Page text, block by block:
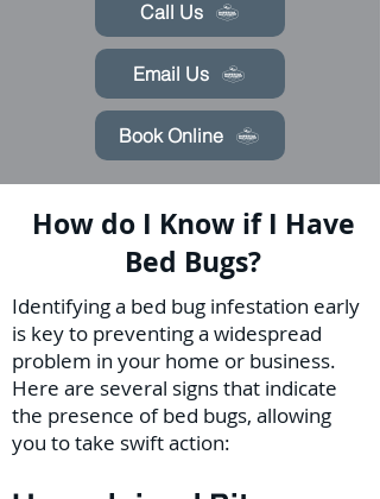
Call Us
Email Us
Book Online
How do I Know if I Have
Bed Bugs?
Identifying a bed bug infestation early
is key to preventing a widespread
problem in your home or business.
Here are several signs that indicate
the presence of bed bugs, allowing
you to take swift action: